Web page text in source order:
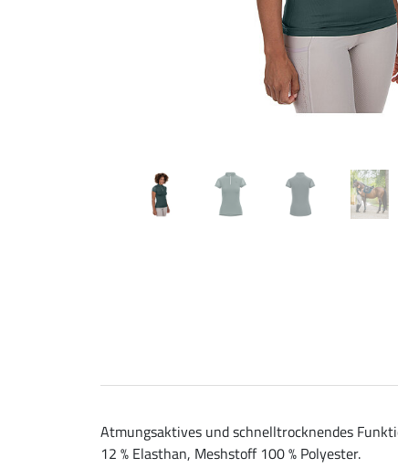
Atmungsaktives und schnelltrocknendes
12 % Elasthan, Meshstoff 100 % Polyester.